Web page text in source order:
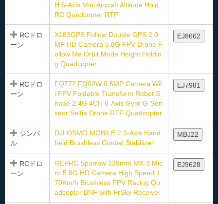
H 6-Axis Mini Aircraft Altitude Hold
RC Quadcopter RTF
RCドロ
ーン
X183GPS Follow Double GPS 2.0
MP HD Camera 5.8G FPV Drone F
ollow Me Orbit Mode Height Holdin
g Quadcopter
EJ8662
RCドロ
ーン
FQ777 FQ02W 0.5MP Camera Wif
i FPV Foldable Transform Robot S
hape 2.4G 4CH 6-Axis Gyro G-Sen
seor Selfie Drone RTF Quadcopter
EJ7981
ジンバ
ル
DJI OSMO MOBILE 2 3-Axis Hand
held Brushless Gimbal Stabilizer
MBJ22
RCドロ
ーン
GEPRC Sparrow 139mm MX-3 Mic
ro 5.8G HD Camera High Speed 1
70Km/h Brushless FPV Racing Qu
adcopter BNF with FrSky Receiver
EJ9628